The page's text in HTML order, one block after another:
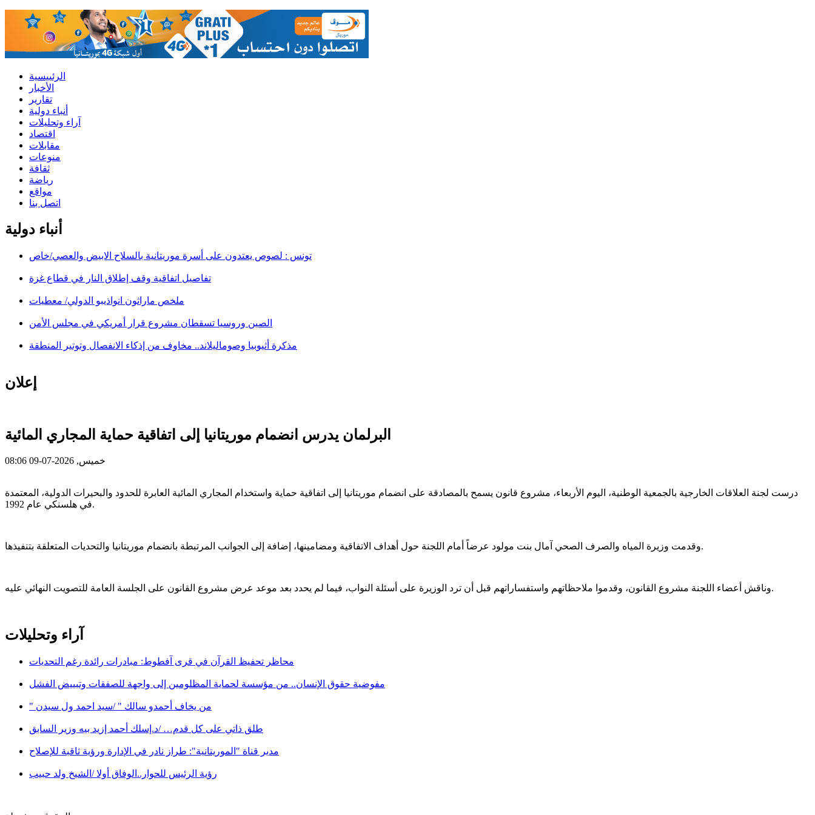
الرئييسية
الأخبار
تقارير
أنباء دولية
آراء وتحليلات
اقتصاد
مقابلات
منوعات
ثقافة
رياضة
مواقع
اتصل بنا
أنباء دولية
تونس : لصوص يعتدون على أسرة موريتانية بالسلاح الابيض والعصي/خاص
تفاصيل اتفاقية وقف إطلاق النار في قطاع غزة
ملخص ماراثون انواذيبو الدولي/ معطيات
الصين وروسيا تسقطان مشروع قرار أمريكي في مجلس الأمن
مذكرة أثيوبيا وصوماليلاند.. مخاوف من إذكاء الانفصال وتوتير المنطقة
إعلان
البرلمان يدرس انضمام موريتانيا إلى اتفاقية حماية المجاري المائية
خميس, 2026-07-09 08:06
درست لجنة العلاقات الخارجية بالجمعية الوطنية، اليوم الأربعاء، مشروع قانون يسمح بالمصادقة على انضمام موريتانيا إلى اتفاقية حماية واستخدام المجاري المائية العابرة للحدود والبحيرات الدولية، المعتمدة
في هلسنكي عام 1992.
وقدمت وزيرة المياه والصرف الصحي آمال بنت مولود عرضاً أمام اللجنة حول أهداف الاتفاقية ومضامينها، إضافة إلى الجوانب المرتبطة بانضمام موريتانيا والتحديات المتعلقة بتنفيذها.
وناقش أعضاء اللجنة مشروع القانون، وقدموا ملاحظاتهم واستفساراتهم قبل أن ترد الوزيرة على أسئلة النواب، فيما لم يحدد بعد موعد عرض مشروع القانون على الجلسة العامة للتصويت النهائي عليه.
آراء وتحليلات
محاظر تحفيظ القرآن في قرى آفطوط: مبادرات رائدة رغم التحديات
مفوضية حقوق الإنسان.. من مؤسسة لحماية المظلومين إلى واجهة للصفقات وتبييض الفشل
" من يخاف أحمدو سالك " /سيد احمد ول سيدن
طلق ذاتي على كل قدم… /د.إسلك أحمد إزيد بيه وزير السابق
مدير قناة "الموريتانية": طراز نادر في الإدارة ورؤية ثاقبة للإصلاح
رؤية الرئيس للحوار..الوفاق أولا /الشيخ ولد حبيب